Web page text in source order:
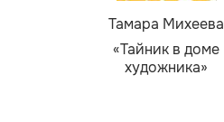
Тамара Михеева
«Тайник в доме
художника»